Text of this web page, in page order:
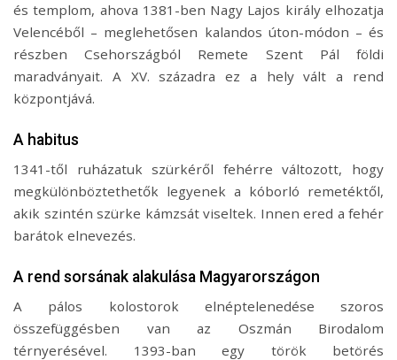
és templom, ahova 1381-ben Nagy Lajos király elhozatja
Velencéből – meglehetősen kalandos úton-módon – és
részben Csehországból Remete Szent Pál földi
maradványait. A XV. századra ez a hely vált a rend
központjává.
A habitus
1341-től ruházatuk szürkéről fehérre változott, hogy
megkülönböztethetők legyenek a kóborló remetéktől,
akik szintén szürke kámzsát viseltek. Innen ered a fehér
barátok elnevezés.
A rend sorsának alakulása Magyarországon
A pálos kolostorok elnéptelenedése szoros
összefüggésben van az Oszmán Birodalom
térnyerésével. 1393-ban egy török betörés